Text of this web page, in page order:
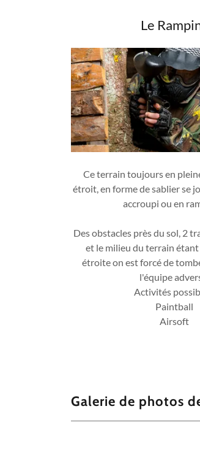
Le
Ce terrain toujours en
étroit, en forme de sablier se
accroupi ou en
Des obstacles près du sol, 2
et le milieu du terrain
étroite on est forcé de
l'équipe
Activités
Paintball
Airsoft
Galerie de photos